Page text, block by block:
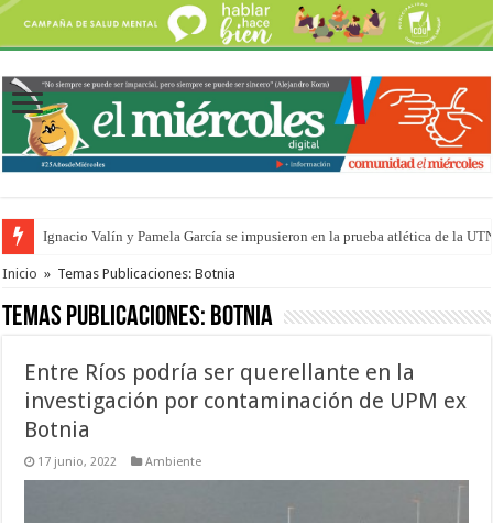
Traigo el litoral en mi canción: 100 años de Aníbal Sampayo
Inicio » Temas Publicaciones: Botnia
Temas Publicaciones: Botnia
Entre Ríos podría ser querellante en la
investigación por contaminación de UPM ex
Botnia
17 junio, 2022 Ambiente